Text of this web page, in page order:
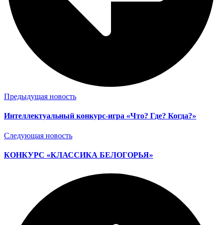
Предыдущая новость
Интеллектуальный конкурс-игра «Что? Где? Когда?»
Следующая новость
КОНКУРС «КЛАССИКА БЕЛОГОРЬЯ»